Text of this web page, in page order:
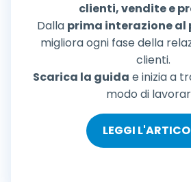
clienti, vendite e
Dalla prima interazione
migliora ogni fase della
clienti.
Scarica la guida e inizia a
modo di
LEGGI